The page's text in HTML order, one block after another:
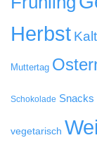
Herbst
Muttertag
Schokolade Snacks
vegetarisch